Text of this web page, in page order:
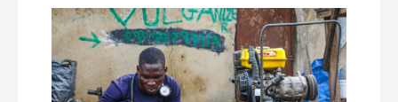
des
pièces
auto
en